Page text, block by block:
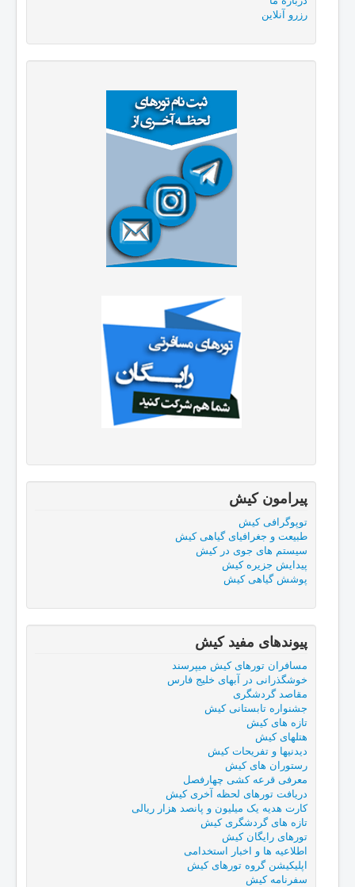
رزرو آنلاین
پیرامون کیش
توپوگرافی کیش
طبيعت و جغرافيای گياهی كيش
سیستم های جوی در کیش
پیدایش جزیره کیش
پوشش گياهی كيش
پیوندهای مفید كيش
مسافران تورهای کیش میپرسند
خوشگذرانی در آبهای خلیج فارس
مقاصد گردشگری
جشنواره تابستانی کیش
تازه های کیش
هتلهای کیش
دیدنیها و تفریحات کیش
رستوران های کیش
معرفی قرعه کشی چهارفصل
دریافت تورهای لحظه آخری کیش
کارت هدیه یک میلیون و پانصد هزار ریالی
تازه های گردشگری کیش
تورهای رایگان کیش
اطلاعیه ها و اخبار استخدامی
اپلیکیشن گروه تورهای کیش
سفرنامه کیش